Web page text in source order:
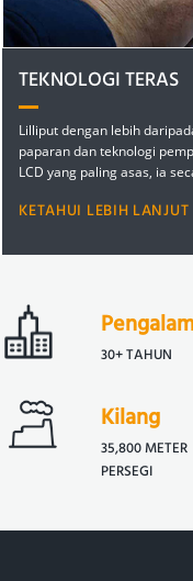
TEKNOLOGI TERAS
Lilliput dengan lebih
paparan dan teknologi
LCD yang paling asas, ia
KETAHUI LEBIH LANJUT
30+ TAHUN
Kilang
35,800 METER
PERSEGI